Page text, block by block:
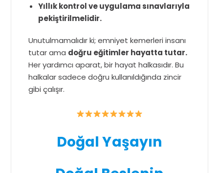
Yıllık kontrol ve uygulama sınavlarıyla
pekiştirilmelidir.
Unutulmamalıdır ki; emniyet kemerleri insanı
tutar ama doğru eğitimler hayatta tutar.
Her yardımcı aparat, bir hayat halkasıdır. Bu
halkalar sadece doğru kullanıldığında zincir
gibi çalışır.
Doğal Yaşayın